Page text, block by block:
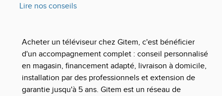
Lire nos conseils
Acheter un téléviseur chez Gitem, c'est bénéficier
d'un accompagnement complet : conseil personnalisé
en magasin, financement adapté, livraison à domicile,
installation par des professionnels et extension de
garantie jusqu'à 5 ans. Gitem est un réseau de